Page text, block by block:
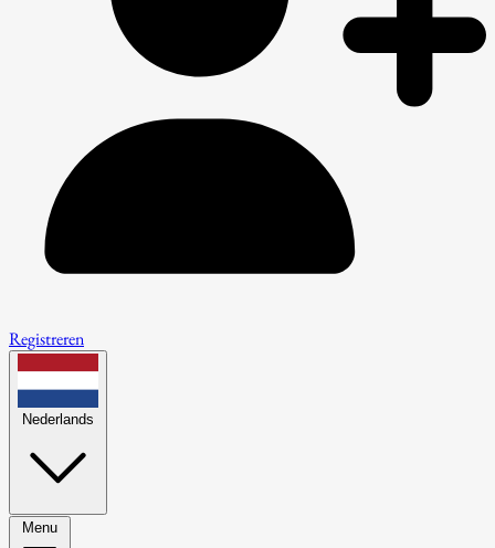
Registreren
Nederlands
Menu